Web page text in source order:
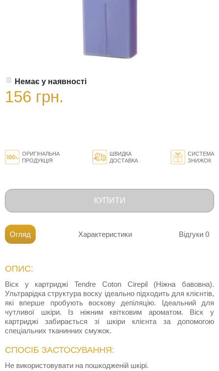
Немає у наявності
156 грн.
ОРИГІНАЛЬНА
ПРОДУКЦІЯ
ШВИДКА
ДОСТАВКА
СИСТЕМА
ЗНИЖОК
КУПИТИ
Огляд Характеристики Відгуки 0
ОПИС:
Віск у картриджі Tendre Coton Cirepil (Ніжна бавовна).
Ультрарідка структура воску ідеально підходить для клієнтів,
які вперше пробують воскову депіляцію. Ідеальний для
чутливої шкіри. Із ніжним квітковим ароматом. Віск у
картриджі забирається зі шкіри клієнта за допомогою
спеціальних тканинних смужок.
СПОСІБ ЗАСТОСУВАННЯ:
Не використовувати на пошкодженій шкірі.